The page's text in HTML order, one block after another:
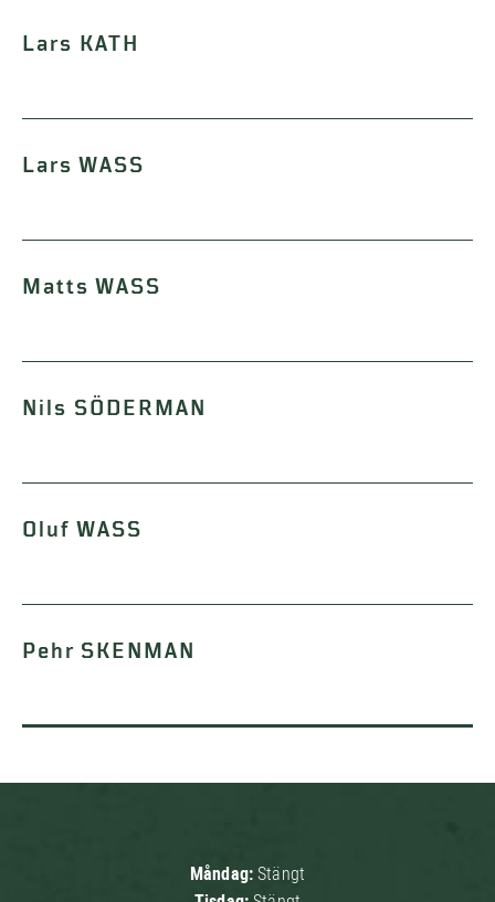
Lars KATH
Lars WASS
Matts WASS
Nils SÖDERMAN
Oluf WASS
Pehr SKENMAN
Måndag:Stängt